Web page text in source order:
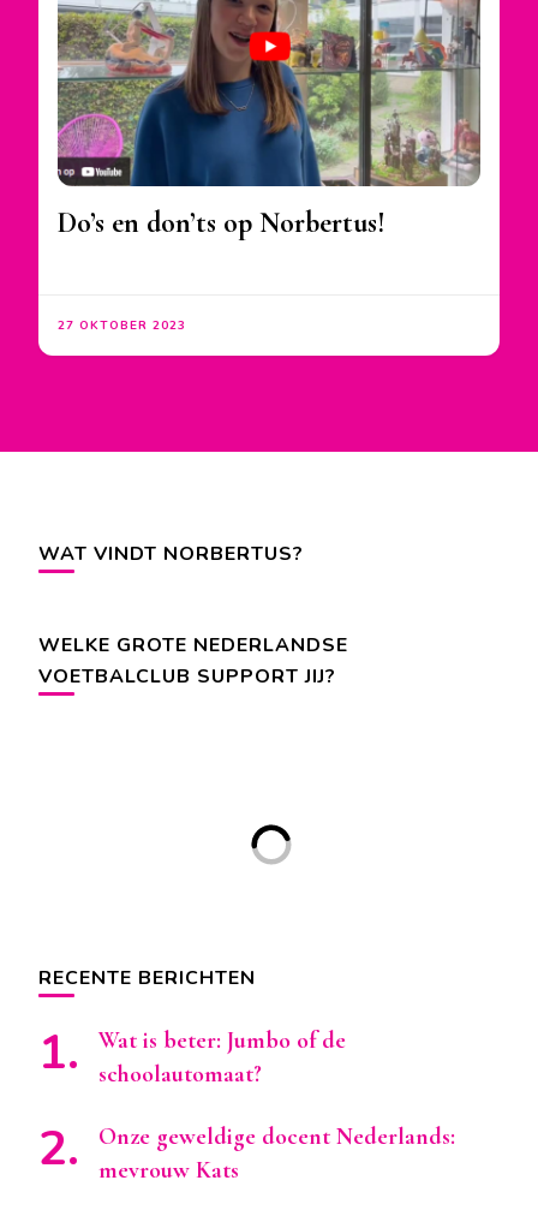
Do’s en don’ts op Norbertus!
27 OKTOBER 2023
WAT VINDT NORBERTUS?
WELKE GROTE NEDERLANDSE
VOETBALCLUB SUPPORT JIJ?
RECENTE BERICHTEN
Wat is beter: Jumbo of de
schoolautomaat?
Onze geweldige docent Nederlands:
mevrouw Kats